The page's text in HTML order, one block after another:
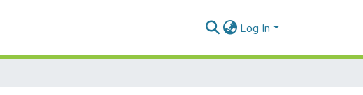
Log In